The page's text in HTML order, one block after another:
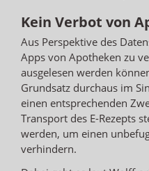
Kein Verbot von
Aus Perspektive des
Apps von Apotheken zu
ausgelesen werden
Grundsatz durchaus im
einen entsprechenden
Transport des E-Rezepts
werden, um einen
verhindern.